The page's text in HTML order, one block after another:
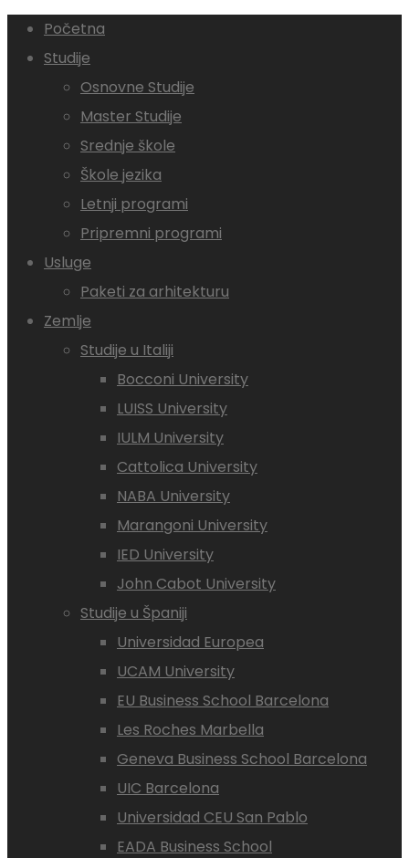
Početna
Studije
Osnovne Studije
Master Studije
Srednje škole
Škole jezika
Letnji programi
Pripremni programi
Usluge
Paketi za arhitekturu
Zemlje
Studije u Italiji
Bocconi University
LUISS University
IULM University
Cattolica University
NABA University
Marangoni University
IED University
John Cabot University
Studije u Španiji
Universidad Europea
UCAM University
EU Business School Barcelona
Les Roches Marbella
Geneva Business School Barcelona
UIC Barcelona
Universidad CEU San Pablo
EADA Business School